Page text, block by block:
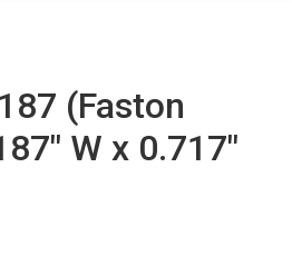
(Faston
W x 0.717"